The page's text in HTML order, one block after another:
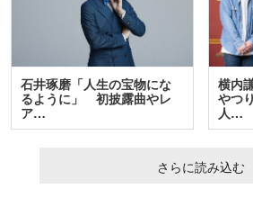
石井琢磨「人生の宝物にな
るように」 初披露曲やレ
ア…
横内
やつ
人…
さらに読み込む